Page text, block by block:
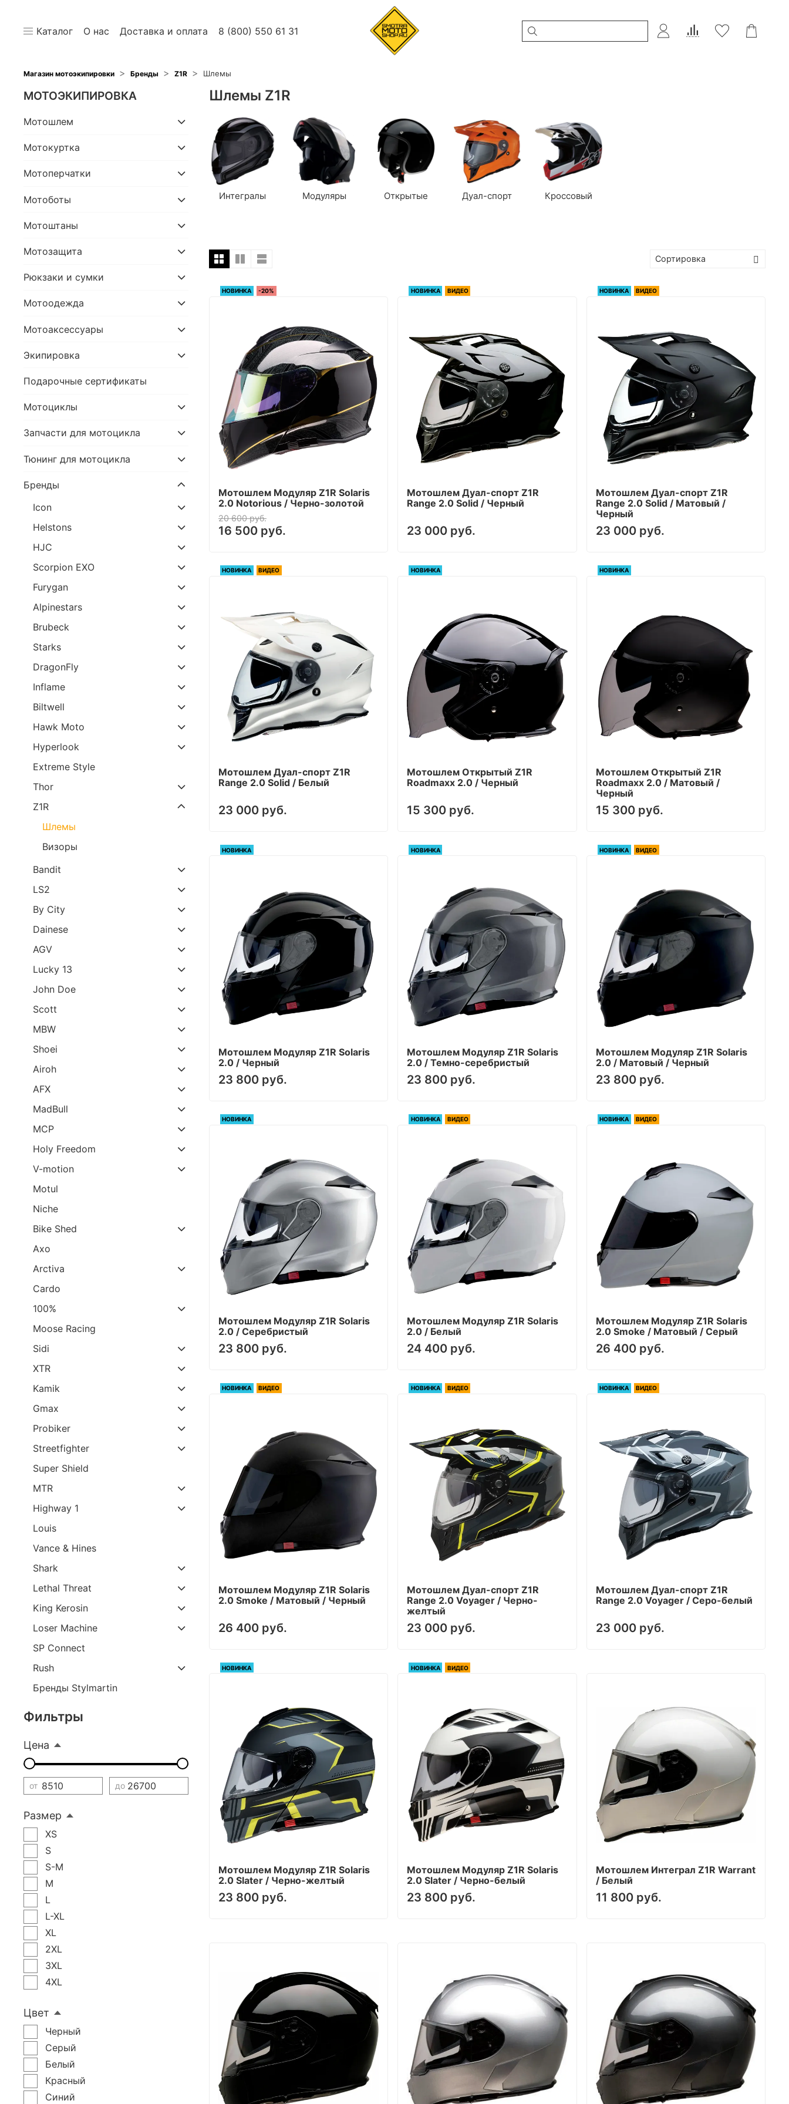
Каталог О нас Доставка и оплата 8 (800) 550 61 31
Магазин мотоэкипировки Бренды Z1R Шлемы
Шлемы Z1R
Интегралы Модуляры Открытые Дуал-спорт Кроссовый
НОВИНКА -20%
Мотошлем Модуляр Z1R Solaris
2.0 Notorious / Черно-золотой
20 600 руб.
16 500 руб.
НОВИНКА ВИДЕО
Мотошлем Дуал-cпорт Z1R
Range 2.0 Solid / Черный
23 000 руб.
НОВИНКА ВИДЕО
Мотошлем Дуал-cпорт Z1R
Range 2.0 Solid / Матовый /
Черный
23 000 руб.
НОВИНКА ВИДЕО
Мотошлем Дуал-cпорт Z1R
Range 2.0 Solid / Белый
23 000 руб.
НОВИНКА
Мотошлем Открытый Z1R
Roadmaxx 2.0 / Черный
15 300 руб.
НОВИНКА
Мотошлем Открытый Z1R
Roadmaxx 2.0 / Матовый /
Черный
15 300 руб.
НОВИНКА
Мотошлем Модуляр Z1R Solaris
2.0 / Черный
23 800 руб.
НОВИНКА
Мотошлем Модуляр Z1R Solaris
2.0 / Темно-серебристый
23 800 руб.
НОВИНКА ВИДЕО
Мотошлем Модуляр Z1R Solaris
2.0 / Матовый / Черный
23 800 руб.
НОВИНКА
Мотошлем Модуляр Z1R Solaris
2.0 / Серебристый
23 800 руб.
НОВИНКА ВИДЕО
Мотошлем Модуляр Z1R Solaris
2.0 / Белый
24 400 руб.
НОВИНКА ВИДЕО
Мотошлем Модуляр Z1R Solaris
2.0 Smoke / Матовый / Серый
26 400 руб.
НОВИНКА ВИДЕО
Мотошлем Модуляр Z1R Solaris
2.0 Smoke / Матовый / Черный
26 400 руб.
НОВИНКА ВИДЕО
Мотошлем Дуал-cпорт Z1R
Range 2.0 Voyager / Черно-
желтый
23 000 руб.
НОВИНКА ВИДЕО
Мотошлем Дуал-cпорт Z1R
Range 2.0 Voyager / Серо-белый
23 000 руб.
НОВИНКА
Мотошлем Модуляр Z1R Solaris
2.0 Slater / Черно-желтый
23 800 руб.
НОВИНКА ВИДЕО
Мотошлем Модуляр Z1R Solaris
2.0 Slater / Черно-белый
23 800 руб.
Мотошлем Интеграл Z1R Warrant
/ Белый
11 800 руб.
МОТОЭКИПИРОВКА
Мотошлем
Мотокуртка
Мотоперчатки
Мотоботы
Мотоштаны
Мотозащита
Рюкзаки и сумки
Мотоодежда
Мотоаксессуары
Экипировка
Подарочные сертификаты
Мотоциклы
Запчасти для мотоцикла
Тюнинг для мотоцикла
Бренды
Icon
Helstons
HJC
Scorpion EXO
Furygan
Alpinestars
Brubeck
Starks
DragonFly
Inflame
Biltwell
Hawk Moto
Hyperlook
Extreme Style
Thor
Z1R
Шлемы
Визоры
Bandit
LS2
By City
Dainese
AGV
Lucky 13
John Doe
Scott
MBW
Shoei
Airoh
AFX
MadBull
MCP
Holy Freedom
V-motion
Motul
Niche
Bike Shed
Axo
Arctiva
Cardo
100%
Moose Racing
Sidi
XTR
Kamik
Gmax
Probiker
Streetfighter
Super Shield
MTR
Highway 1
Louis
Vance & Hines
Shark
Lethal Threat
King Kerosin
Loser Machine
SP Connect
Rush
Бренды Stylmartin
Фильтры
Цена
от до
Размер
XS
S
S-M
M
L
L-XL
XL
2XL
3XL
4XL
Цвет
Черный
Серый
Белый
Красный
Синий